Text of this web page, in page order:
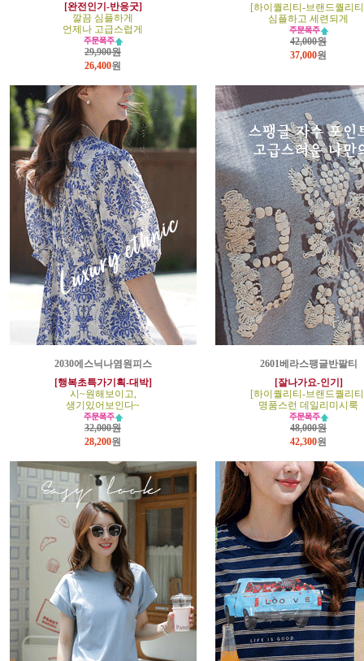
[완전인기-반응굿]
깔끔 심플하게
언제나 고급스럽게
29,900원
26,400원
[하이퀄리티-브랜드퀄리
심플하고 세련되게
42,000원
37,000원
2030에스닉나염원피스
[행복초특가기획-대박]
시~원해보이고,
생기있어보인다~
32,000원
28,200원
2601베라스팽글반팔티
[잘나가요-인기]
[하이퀄리티-브랜드퀄리
명품스런 데일리미시룩
48,000원
42,300원